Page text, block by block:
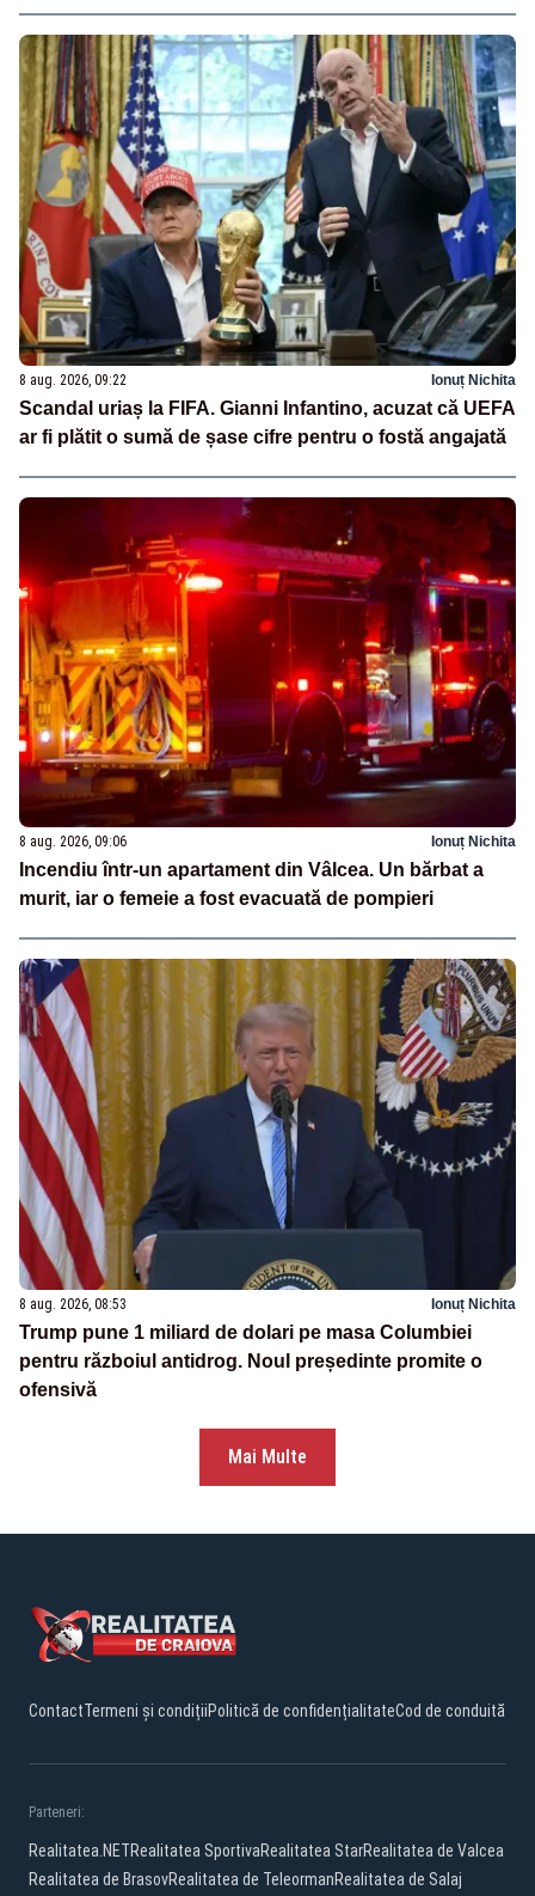
8 aug. 2026, 09:22 Ionuț Nichita
Scandal uriaș la FIFA. Gianni Infantino, acuzat că UEFA
ar fi plătit o sumă de șase cifre pentru o fostă angajată
8 aug. 2026, 09:06 Ionuț Nichita
Incendiu într-un apartament din Vâlcea. Un bărbat a
murit, iar o femeie a fost evacuată de pompieri
8 aug. 2026, 08:53 Ionuț Nichita
Trump pune 1 miliard de dolari pe masa Columbiei
pentru războiul antidrog. Noul președinte promite o
ofensivă
Mai Multe
ContactTermeni și condițiiPolitică de confidențialitateCod de conduită
Parteneri:
Realitatea.NETRealitatea SportivaRealitatea StarRealitatea de Valcea
Realitatea de BrasovRealitatea de TeleormanRealitatea de Salaj